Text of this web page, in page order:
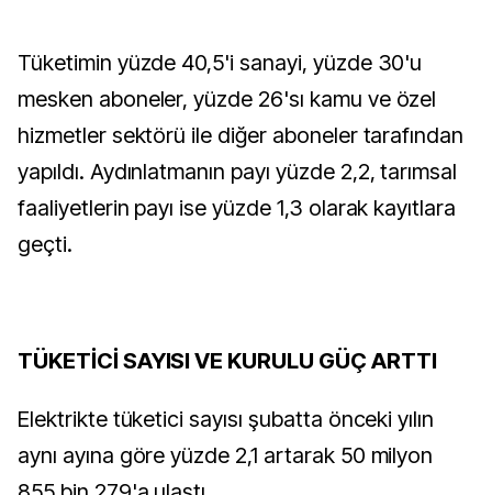
Tüketimin yüzde 40,5'i sanayi, yüzde 30'u
mesken aboneler, yüzde 26'sı kamu ve özel
hizmetler sektörü ile diğer aboneler tarafından
yapıldı. Aydınlatmanın payı yüzde 2,2, tarımsal
faaliyetlerin payı ise yüzde 1,3 olarak kayıtlara
geçti.
TÜKETİCİ SAYISI VE KURULU GÜÇ ARTTI
Elektrikte tüketici sayısı şubatta önceki yılın
aynı ayına göre yüzde 2,1 artarak 50 milyon